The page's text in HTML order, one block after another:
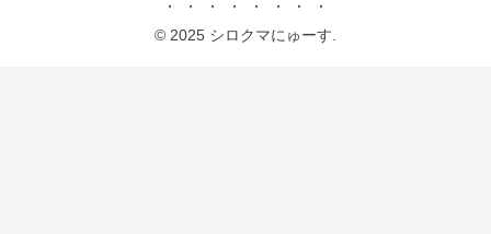
© 2025 シロクマにゅーす.